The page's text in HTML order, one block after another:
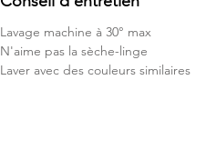
Lavage machine à 30° max
N'aime pas la sèche-linge
Laver avec des couleurs similaires